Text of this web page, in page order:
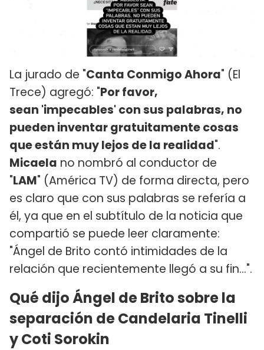
La jurado de "Canta Conmigo Ahora" (El
Trece) agregó: "Por favor,
sean 'impecables' con sus palabras, no
pueden inventar gratuitamente cosas
que están muy lejos de la realidad".
Micaela no nombró al conductor de
"LAM" (América TV) de forma directa, pero
es claro que con sus palabras se refería a
él, ya que en el subtítulo de la noticia que
compartió se puede leer claramente:
"Ángel de Brito contó intimidades de la
relación que recientemente llegó a su fin...".
Qué dijo Ángel de Brito sobre la
separación de Candelaria Tinelli
y Coti Sorokin